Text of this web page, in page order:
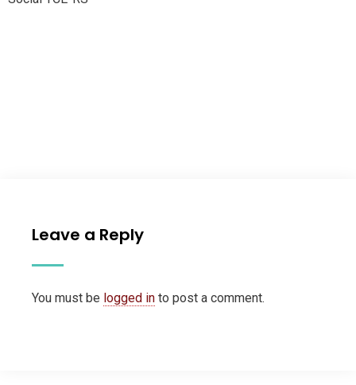
Leave a Reply
You must be logged in to post a comment.